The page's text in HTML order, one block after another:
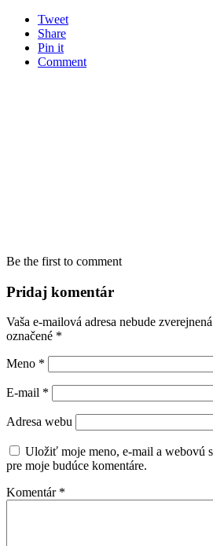
Tweet
Share
Pin it
Comment
Be the first to comment
Pridaj komentár
Vaša e-mailová adresa nebude
označené *
Meno *
E-mail *
Adresa webu
Uložiť moje meno, e-mail a webovú
pre moje budúce komentáre.
Komentár *